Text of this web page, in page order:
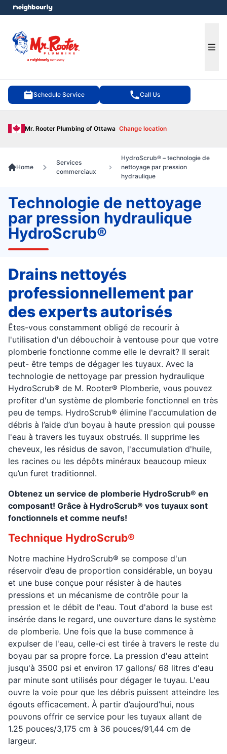
Schedule Service Call Us
Mr. Rooter Plumbing of Ottawa Change location
menu
Home
Services
commerciaux
HydroScrub® – technologie de
nettoyage par pression
hydraulique
Technologie de nettoyage
par pression hydraulique
HydroScrub®
Drains nettoyés
professionnellement par
des experts autorisés
Êtes-vous constamment obligé de recourir à
l'utilisation d'un débouchoir à ventouse pour que votre
plomberie fonctionne comme elle le devrait? Il serait
peut- être temps de dégager les tuyaux. Avec la
technologie de nettoyage par pression hydraulique
HydroScrub® de M. Rooter® Plomberie, vous pouvez
profiter d'un système de plomberie fonctionnel en très
peu de temps. HydroScrub® élimine l'accumulation de
débris à l’aide d’un boyau à haute pression qui pousse
l'eau à travers les tuyaux obstrués. Il supprime les
cheveux, les résidus de savon, l'accumulation d'huile,
les racines ou les dépôts minéraux beaucoup mieux
qu’un furet traditionnel.
Obtenez un service de plomberie HydroScrub® en
composant! Grâce à HydroScrub® vos tuyaux sont
fonctionnels et comme neufs!
Technique HydroScrub®
Notre machine HydroScrub® se compose d'un
réservoir d’eau de proportion considérable, un boyau
et une buse conçue pour résister à de hautes
pressions et un mécanisme de contrôle pour la
pression et le débit de l'eau. Tout d'abord la buse est
insérée dans le regard, une ouverture dans le système
de plomberie. Une fois que la buse commence à
expulser de l'eau, celle-ci est tirée à travers le reste du
boyau par sa propre force. La pression d'eau atteint
jusqu'à 3500 psi et environ 17 gallons/ 68 litres d'eau
par minute sont utilisés pour dégager le tuyau. L'eau
ouvre la voie pour que les débris puissent atteindre les
égouts efficacement. À partir d’aujourd’hui, nous
pouvons offrir ce service pour les tuyaux allant de
1.25 pouces/3,175 cm à 36 pouces/91,44 cm de
largeur.